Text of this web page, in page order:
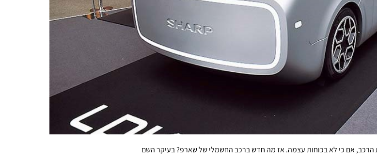
הרכב, אם כי לא בכוחות עצמה. אז מה חדש ברכב החשמלי של שארפ? בעיקר השם